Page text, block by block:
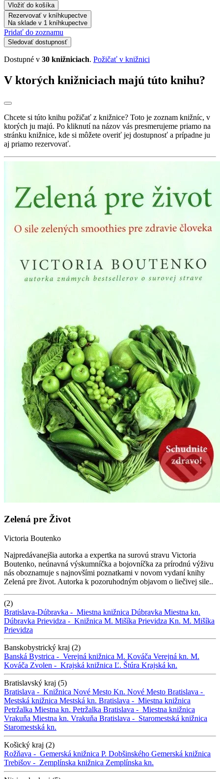
Vložiť do košíka
Rezervovať v kníhkupectve
Na sklade v 1 kníhkupectve
Pridať do zoznamu
Sledovať dostupnosť
Dostupné v 30 knižniciach. Požičať v knižnici
V ktorých knižniciach majú túto knihu?
Chcete si túto knihu požičať z knižnice? Toto je zoznam knižníc, v
ktorých ju majú. Po kliknutí na názov vás presmerujeme priamo na
stránku knižnice, kde si môžete overiť jej dostupnosť a prípadne ju
aj priamo rezervovať.
Zelená pre Život
Victoria Boutenko
Najpredávanejšia autorka a expertka na surovú stravu Victoria
Boutenko, neúnavná výskumníčka a bojovníčka za prírodnú výživu
nás oboznamuje s najnovšími poznatkami v novom vydaní knihy
Zelená pre život. Autorka k pozoruhodným objavom o liečivej sile..
(2)
Bratislava-Dúbravka - Miestna knižnica Dúbravka Miestna kn.
Dúbravka Prievidza - Knižnica M. Mišíka Prievidza Kn. M. Mišíka
Prievidza
Banskobystrický kraj (2)
Banská Bystrica - Verejná knižnica M. Kováča Verejná kn. M.
Kováča Zvolen - Krajská knižnica Ľ. Štúra Krajská kn.
Bratislavský kraj (5)
Bratislava - Knižnica Nové Mesto Kn. Nové Mesto Bratislava -
Mestská knižnica Mestská kn. Bratislava - Miestna knižnica
Petržalka Miestna kn. Petržalka Bratislava - Miestna knižnica
Vrakuňa Miestna kn. Vrakuňa Bratislava - Staromestská knižnica
Staromestská kn.
Košický kraj (2)
Rožňava - Gemerská knižnica P. Dobšinského Gemerská knižnica
Trebišov - Zemplínska knižnica Zemplínska kn.